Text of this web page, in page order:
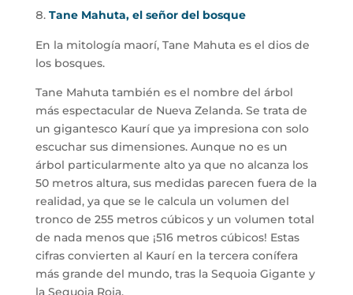
Tane Mahuta, el señor del bosque
En la mitología maorí, Tane Mahuta es el dios de
los bosques.
Tane Mahuta también es el nombre del árbol
más espectacular de Nueva Zelanda. Se trata de
un gigantesco Kaurí que ya impresiona con solo
escuchar sus dimensiones. Aunque no es un
árbol particularmente alto ya que no alcanza los
50 metros altura, sus medidas parecen fuera de la
realidad, ya que se le calcula un volumen del
tronco de 255 metros cúbicos y un volumen total
de nada menos que ¡516 metros cúbicos! Estas
cifras convierten al Kaurí en la tercera conífera
más grande del mundo, tras la Sequoia Gigante y
la Sequoia Roja.